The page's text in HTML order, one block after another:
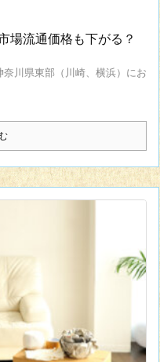
場流通価格も下がる？
川県東部（川崎、横浜）にお